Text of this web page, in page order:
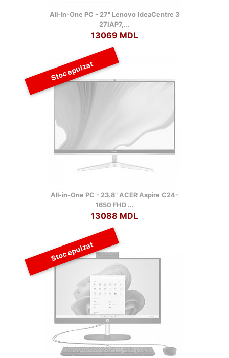
All-in-One PC - 27" Lenovo IdeaCentre 3
27IAP7,...
13069 MDL
Stoc epuizat
All-in-One PC - 23.8" ACER Aspire C24-
1650 FHD ...
13088 MDL
Stoc epuizat